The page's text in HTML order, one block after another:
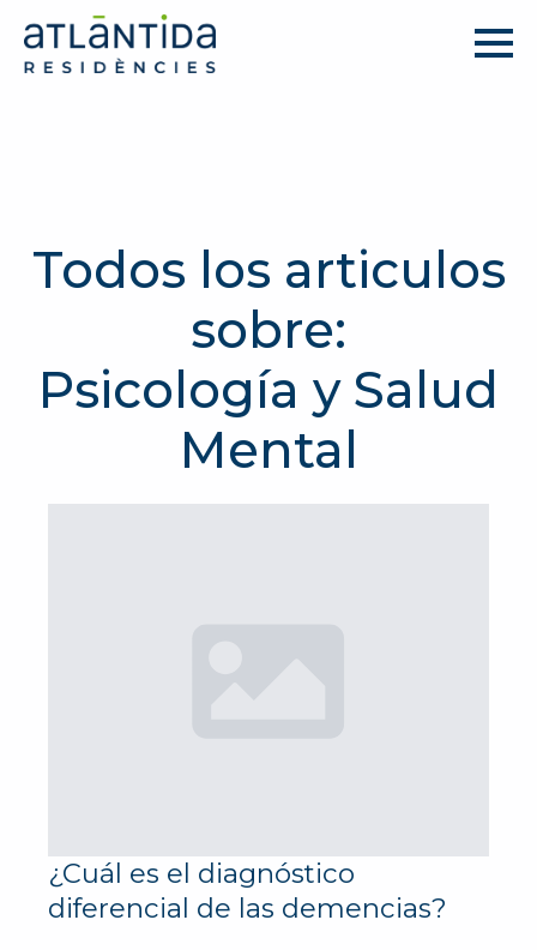
Todos los articulos
sobre:
Psicología y Salud
Mental
¿Cuál es el diagnóstico
diferencial de las demencias?